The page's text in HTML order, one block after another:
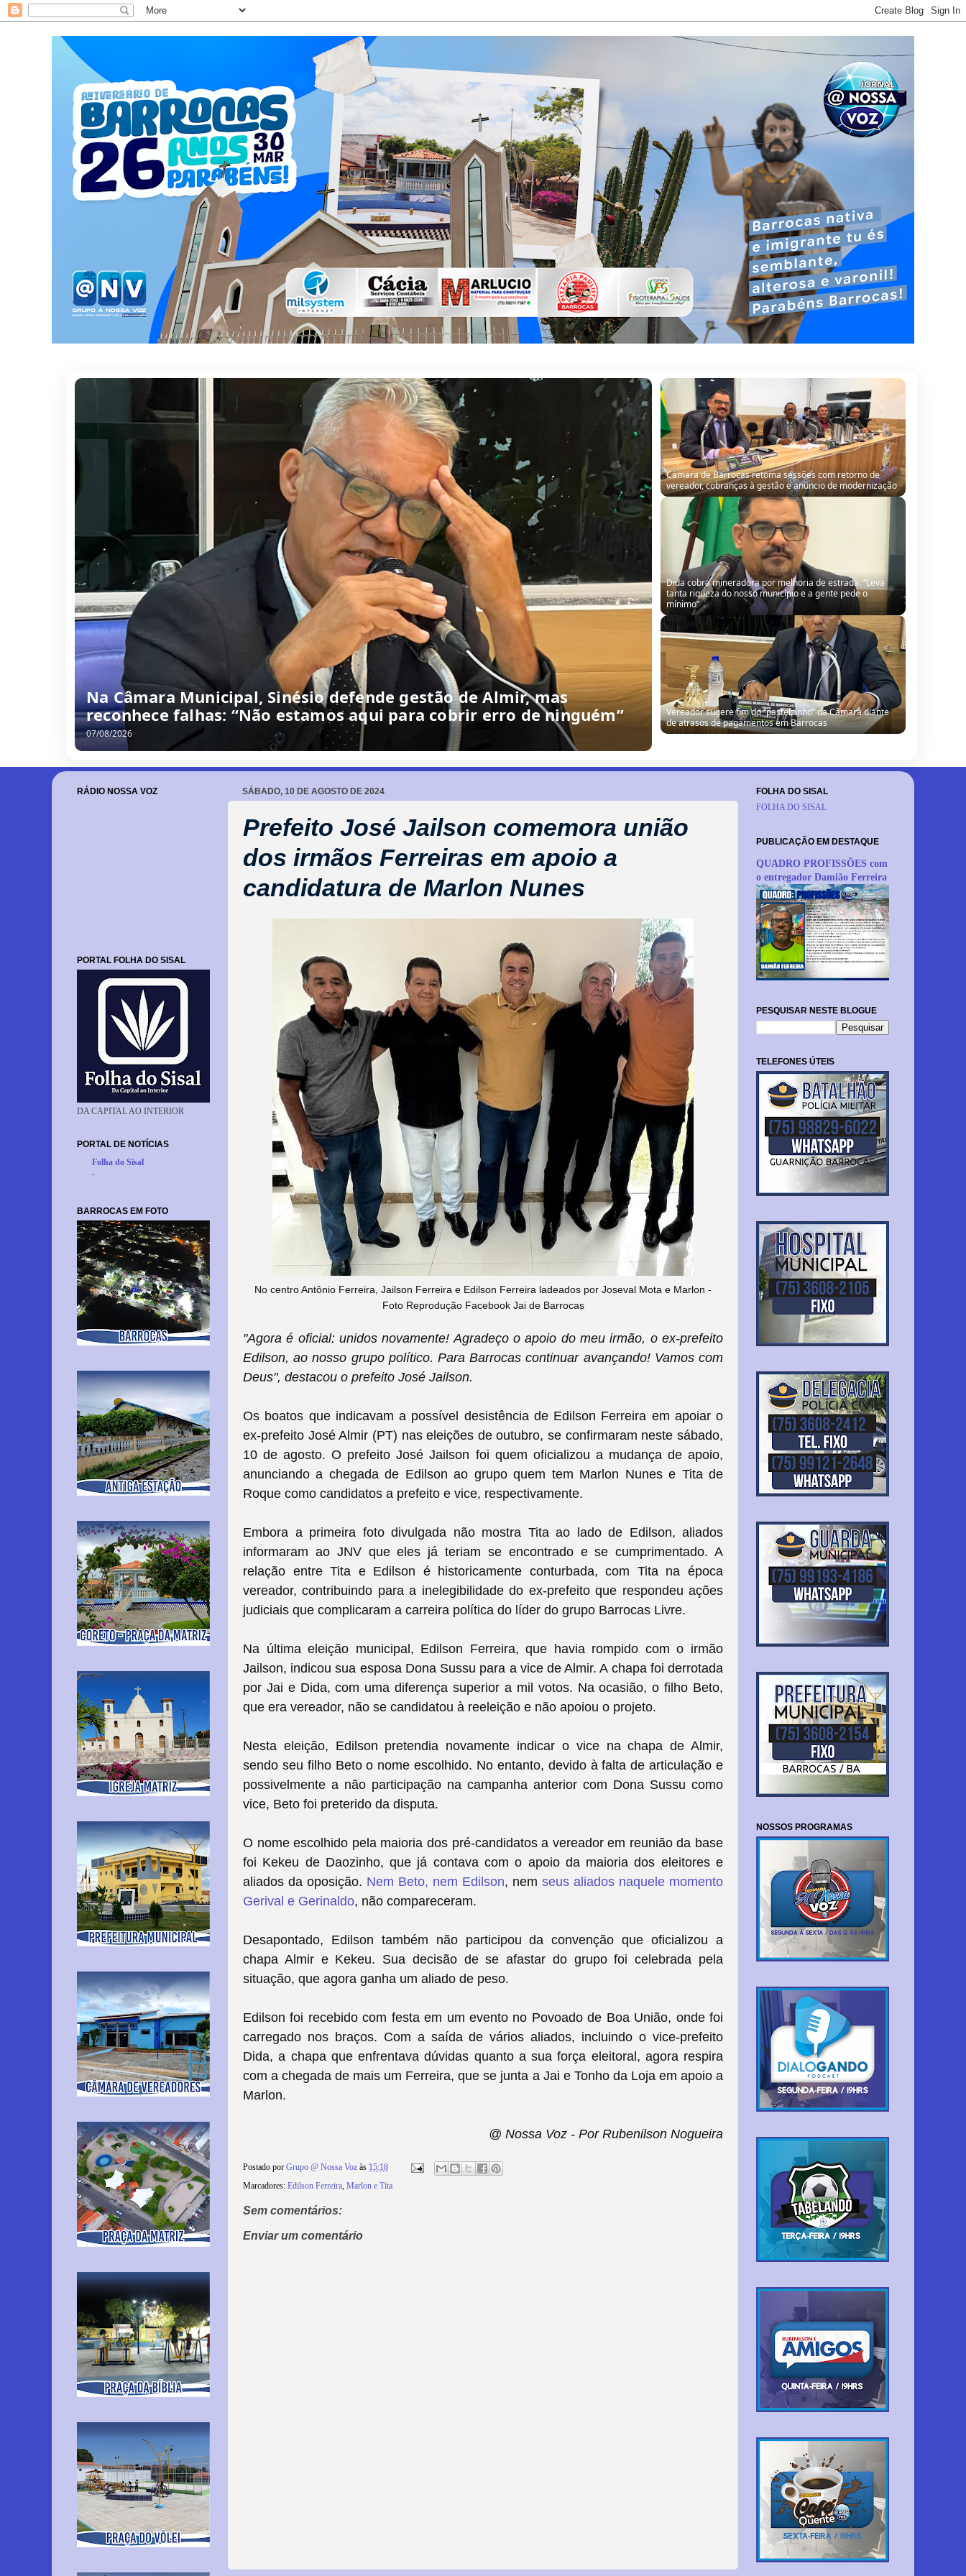
Na Câmara Municipal, Sinésio defende gestão de Almir, mas
reconhece falhas: “Não estamos aqui para cobrir erro de ninguém”
07/08/2026
Câmara de Barrocas retoma sessões com retorno de
vereador, cobranças à gestão e anúncio de modernização
Dida cobra mineradora por melhoria de estrada: “Leva
tanta riqueza do nosso município e a gente pede o
mínimo”
Vereador sugere fim do “pastelzinho” da Câmara diante
de atrasos de pagamentos em Barrocas
SÁBADO, 10 DE AGOSTO DE 2024
Prefeito José Jailson comemora união
dos irmãos Ferreiras em apoio a
candidatura de Marlon Nunes
No centro Antônio Ferreira, Jailson Ferreira e Edilson Ferreira ladeados por Joseval Mota e Marlon -
Foto Reprodução Facebook Jai de Barrocas
"Agora é oficial: unidos novamente! Agradeço o apoio do meu irmão, o ex-prefeito
Edilson, ao nosso grupo político. Para Barrocas continuar avançando! Vamos com
Deus", destacou o prefeito José Jailson.
Os boatos que indicavam a possível desistência de Edilson Ferreira em apoiar o
ex-prefeito José Almir (PT) nas eleições de outubro, se confirmaram neste sábado,
10 de agosto. O prefeito José Jailson foi quem oficializou a mudança de apoio,
anunciando a chegada de Edilson ao grupo quem tem Marlon Nunes e Tita de
Roque como candidatos a prefeito e vice, respectivamente.
Embora a primeira foto divulgada não mostra Tita ao lado de Edilson, aliados
informaram ao JNV que eles já teriam se encontrado e se cumprimentado. A
relação entre Tita e Edilson é historicamente conturbada, com Tita na época
vereador, contribuindo para a inelegibilidade do ex-prefeito que respondeu ações
judiciais que complicaram a carreira política do líder do grupo Barrocas Livre.
Na última eleição municipal, Edilson Ferreira, que havia rompido com o irmão
Jailson, indicou sua esposa Dona Sussu para a vice de Almir. A chapa foi derrotada
por Jai e Dida, com uma diferença superior a mil votos. Na ocasião, o filho Beto,
que era vereador, não se candidatou à reeleição e não apoiou o projeto.
Nesta eleição, Edilson pretendia novamente indicar o vice na chapa de Almir,
sendo seu filho Beto o nome escolhido. No entanto, devido à falta de articulação e
possivelmente a não participação na campanha anterior com Dona Sussu como
vice, Beto foi preterido da disputa.
O nome escolhido pela maioria dos pré-candidatos a vereador em reunião da base
foi Kekeu de Daozinho, que já contava com o apoio da maioria dos eleitores e
aliados da oposição. Nem Beto, nem Edilson, nem seus aliados naquele momento
Gerival e Gerinaldo, não compareceram.
Desapontado, Edilson também não participou da convenção que oficializou a
chapa Almir e Kekeu. Sua decisão de se afastar do grupo foi celebrada pela
situação, que agora ganha um aliado de peso.
Edilson foi recebido com festa em um evento no Povoado de Boa União, onde foi
carregado nos braços. Com a saída de vários aliados, incluindo o vice-prefeito
Dida, a chapa que enfrentava dúvidas quanto a sua força eleitoral, agora respira
com a chegada de mais um Ferreira, que se junta a Jai e Tonho da Loja em apoio a
Marlon.
@ Nossa Voz - Por Rubenilson Nogueira
Postado por Grupo @ Nossa Voz às 15:18
Marcadores: Edilson Ferreira, Marlon e Tita
Sem comentários:
Enviar um comentário
RÁDIO NOSSA VOZ
PORTAL FOLHA DO SISAL
DA CAPITAL AO INTERIOR
PORTAL DE NOTÍCIAS
Folha do Sisal
-
BARROCAS EM FOTO
FOLHA DO SISAL
FOLHA DO SISAL
PUBLICAÇÃO EM DESTAQUE
QUADRO PROFISSÕES com
o entregador Damião Ferreira
PESQUISAR NESTE BLOGUE
TELEFONES ÚTEIS
NOSSOS PROGRAMAS